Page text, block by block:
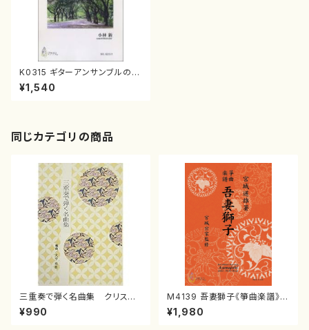
K0315 ギターアンサンブルのた
めの前奏曲とフーガ（ギターアン
サンブル/小林 新/楽譜）
¥1,540
同じカテゴリの商品
三重奏で弾く名曲集 クリスマ
スメドレー( 箏2/大平光美 編
曲/楽譜）
¥990
M4139 吾妻獅子《箏曲楽譜》
（箏/宮城道雄著・宮城宗家監修/
箏曲古典楽譜）
¥1,980